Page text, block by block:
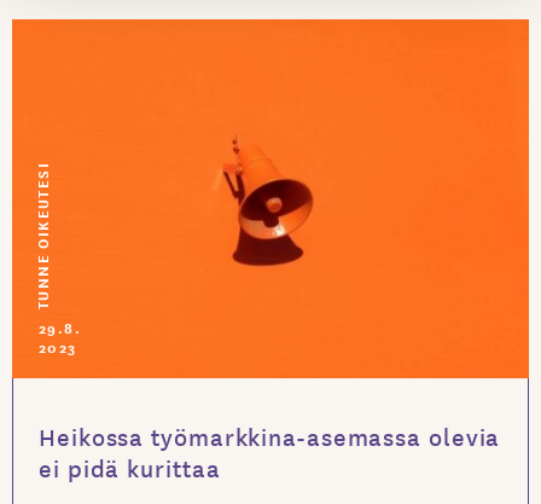
TUNNE OIKEUTESI
29.8.
2023
Heikossa työmarkkina-asemassa olevia
ei pidä kurittaa